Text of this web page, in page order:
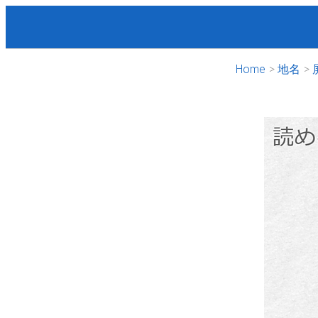
Home 地名